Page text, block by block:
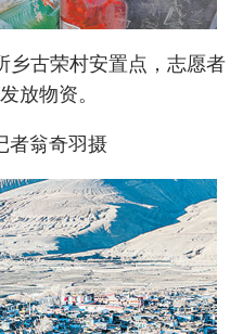
古荣村安置点，志愿者
放物资。
翁奇羽摄